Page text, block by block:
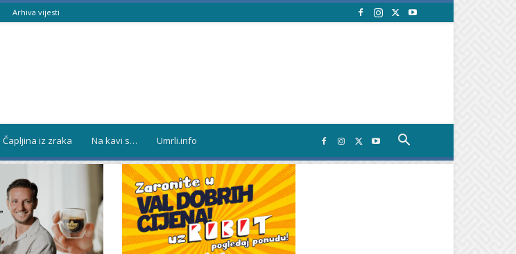
Arhiva vijesti
Čapljina iz zraka Na kavi s… Umrli.info